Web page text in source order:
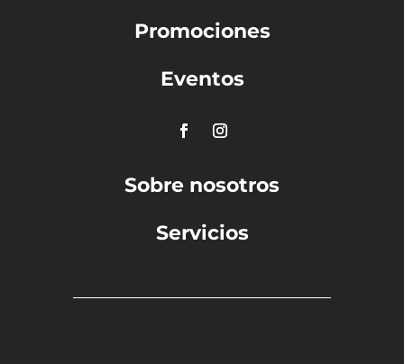
Promociones
Eventos
Sobre nosotros
Servicios